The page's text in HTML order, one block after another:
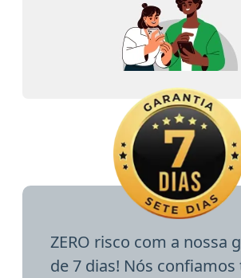
ZERO risco com a nossa
de 7 dias! Nós